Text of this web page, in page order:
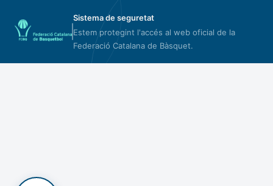
Sistema de seguretat
Estem protegint l'accés al web oficial de la
Federació Catalana de Bàsquet.